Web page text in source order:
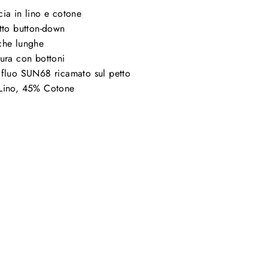
in lino e cotone
button-down
lunghe
con bottoni
SUN68 ricamato sul petto
45% Cotone